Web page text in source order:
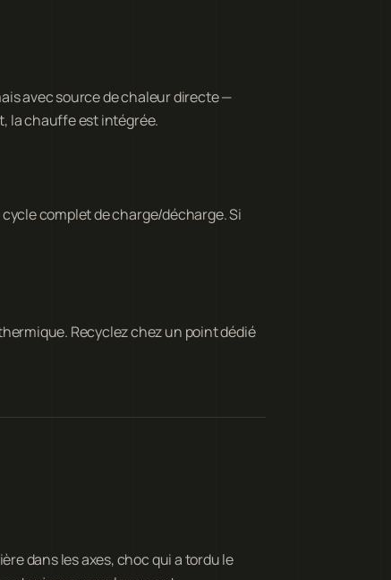
avec source de chaleur directe —
la chauffe est intégrée.
complet de charge/décharge. Si
Recyclez chez un point dédié
dans les axes, choc qui a tordu le